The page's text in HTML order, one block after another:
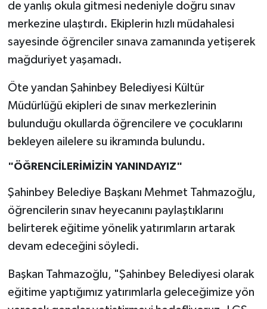
de yanlış okula gitmesi nedeniyle doğru sınav
merkezine ulaştırdı. Ekiplerin hızlı müdahalesi
sayesinde öğrenciler sınava zamanında yetişerek
mağduriyet yaşamadı.
Öte yandan Şahinbey Belediyesi Kültür
Müdürlüğü ekipleri de sınav merkezlerinin
bulunduğu okullarda öğrencilere ve çocuklarını
bekleyen ailelere su ikramında bulundu.
"ÖĞRENCİLERİMİZİN YANINDAYIZ"
Şahinbey Belediye Başkanı Mehmet Tahmazoğlu,
öğrencilerin sınav heyecanını paylaştıklarını
belirterek eğitime yönelik yatırımların artarak
devam edeceğini söyledi.
Başkan Tahmazoğlu, "Şahinbey Belediyesi olarak
eğitime yaptığımız yatırımlarla geleceğimize yön